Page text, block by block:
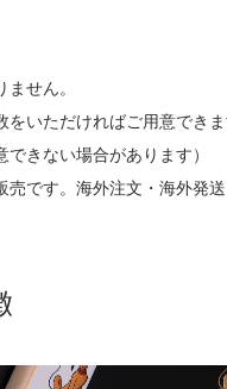
せん。
いただければご用意できま
できない場合があります）
です。海外注文・海外発